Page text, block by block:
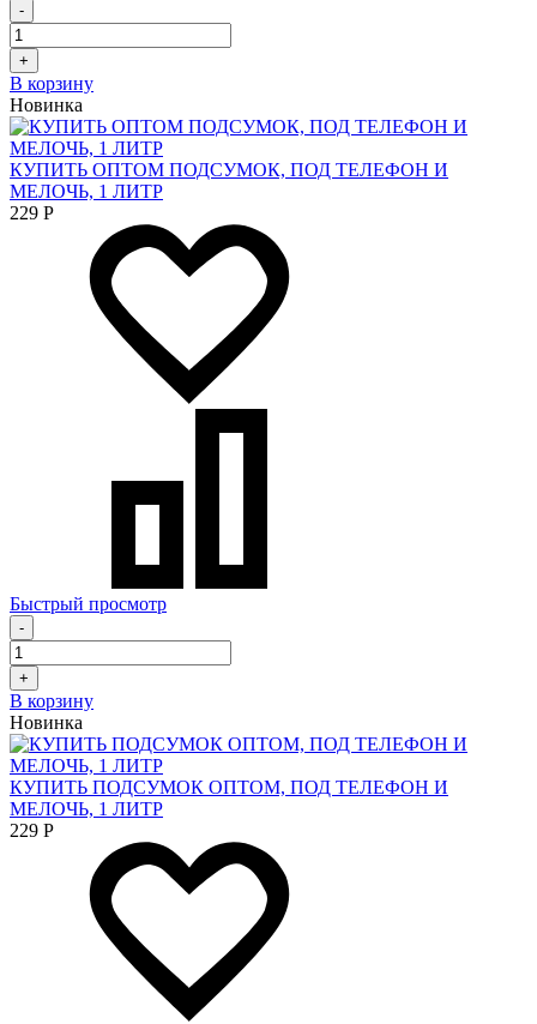
-
+
В корзину
Новинка
КУПИТЬ ОПТОМ ПОДСУМОК, ПОД ТЕЛЕФОН И
МЕЛОЧЬ, 1 ЛИТР
229 Р
Быстрый просмотр
-
+
В корзину
Новинка
КУПИТЬ ПОДСУМОК ОПТОМ, ПОД ТЕЛЕФОН И
МЕЛОЧЬ, 1 ЛИТР
229 Р